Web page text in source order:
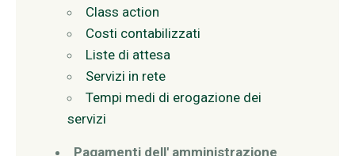
Class action
Costi contabilizzati
Liste di attesa
Servizi in rete
Tempi medi di erogazione dei
servizi
Pagamenti dell' amministrazione